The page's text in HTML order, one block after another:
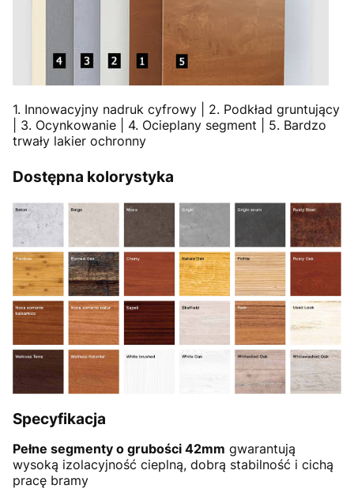
1. Innowacyjny nadruk cyfrowy | 2. Podkład gruntujący
| 3. Ocynkowanie | 4. Ocieplany segment | 5. Bardzo
trwały lakier ochronny
Dostępna kolorystyka
Specyfikacja
Pełne segmenty o grubości 42mm gwarantują
wysoką izolacyjność cieplną, dobrą stabilność i cichą
pracę bramy